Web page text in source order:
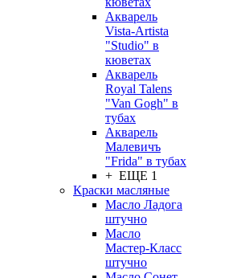
Акварель
Vista-Artista
"Studio" в
кюветах
Акварель
Royal Talens
"Van Gogh" в
тубах
Акварель
Малевичъ
"Frida" в тубах
+ ЕЩЕ 1
Краски масляные
Масло Ладога
штучно
Масло
Мастер-Класс
штучно